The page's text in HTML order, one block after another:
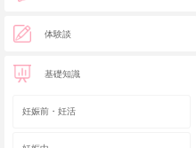
体験談
基礎知識
妊娠前・妊活